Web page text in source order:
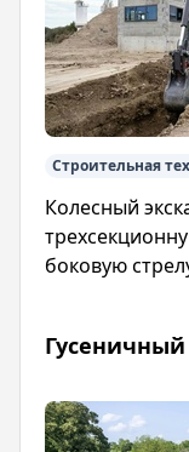
Строительная
Колесный
боковую
Гусеничный